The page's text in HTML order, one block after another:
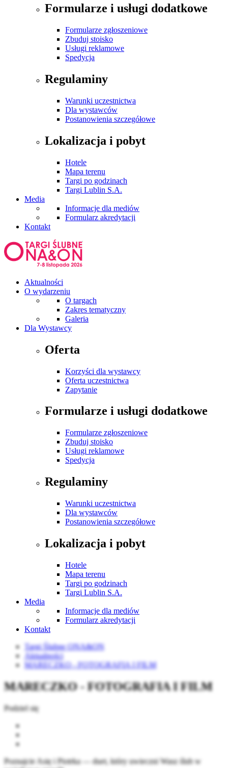
Formularze i usługi dodatkowe
Formularze zgłoszeniowe
Zbuduj stoisko
Usługi reklamowe
Spedycja
Regulaminy
Warunki uczestnictwa
Dla wystawców
Postanowienia szczegółowe
Lokalizacja i pobyt
Hotele
Mapa terenu
Targi po godzinach
Targi Lublin S.A.
Media
Informacje dla mediów
Formularz akredytacji
Kontakt
Aktualności
O wydarzeniu
O targach
Zakres tematyczny
Galeria
Dla Wystawcy
Oferta
Korzyści dla wystawcy
Oferta uczestnictwa
Zapytanie
Formularze i usługi dodatkowe
Formularze zgłoszeniowe
Zbuduj stoisko
Usługi reklamowe
Spedycja
Regulaminy
Warunki uczestnictwa
Dla wystawców
Postanowienia szczegółowe
Lokalizacja i pobyt
Hotele
Mapa terenu
Targi po godzinach
Targi Lublin S.A.
Media
Informacje dla mediów
Formularz akredytacji
Kontakt
Targi Ślubne ONA&ON
Aktualności
MARECZKO - FOTOGRAFIA I FILM
MARECZKO - FOTOGRAFIA I FILM
Podziel się
Poznajcie Asię i Piotrka — duet, który uwieczni Wasz ślub w